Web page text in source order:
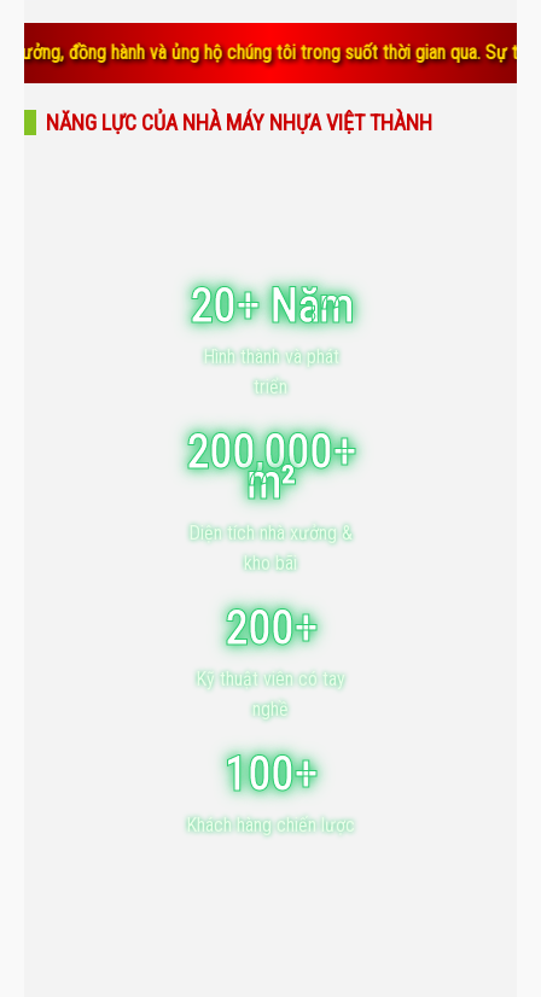
ủng hộ chúng tôi trong suốt thời gian qua. Sự tin yêu và gắn bó
NĂNG LỰC CỦA NHÀ MÁY NHỰA VIỆT THÀNH
20+ Năm
Hình thành và phát
triển
200,000+
m²
Diện tích nhà xưởng &
kho bãi
200+
Kỹ thuật viên có tay
nghề
100+
Khách hàng chiến lược